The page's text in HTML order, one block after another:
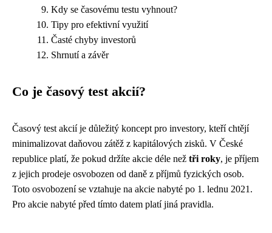
Kdy se časovému testu vyhnout?
Tipy pro efektivní využití
Časté chyby investorů
Shrnutí a závěr
Co je časový test akcií?
Časový test akcií je důležitý koncept pro investory, kteří chtějí
minimalizovat daňovou zátěž z kapitálových zisků. V České
republice platí, že pokud držíte akcie déle než tři roky, je příjem
z jejich prodeje osvobozen od daně z příjmů fyzických osob.
Toto osvobození se vztahuje na akcie nabyté po 1. lednu 2021.
Pro akcie nabyté před tímto datem platí jiná pravidla.